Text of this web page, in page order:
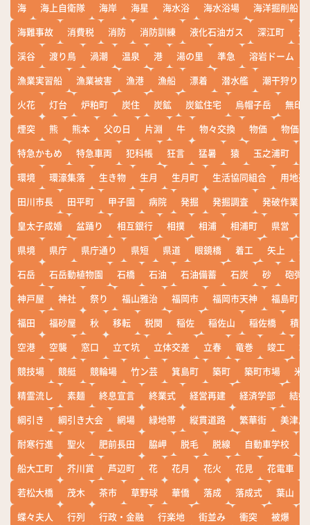
海
海上自衛隊 海岸 海星 海水浴 海水浴場
海洋掘削船
海難事故
消費税 消防 消防訓練 液化石油ガス 深江町
淵
渓谷
渡り鳥 渦潮 温泉 港 湯の里 準急 溶岩ドーム
漁業実習船
漁業被害 漁港 漁船 漂着 潜水艦
潮干狩り
火花
灯台 炉粕町 炭住 炭鉱 炭鉱住宅 烏帽子岳
無印
煙突
熊 熊本 父の日 片淵 牛 物々交換 物価
物価高
特急かもめ
特急車両 犯科帳 狂言 猛暑 猿 玉之浦町
環境
環濠集落 生き物 生月 生月町 生活協同組合
用地売
田川市長
田平町 甲子園 病院 発掘 発掘調査
発破作業
皇太子成婚
盆踊り 相互銀行 相撲 相浦 相浦町 県営
県境
県庁 県庁通り 県短 県道 眼鏡橋 着工 矢上
石岳
石岳動植物園 石橋 石油 石油備蓄 石炭 砂
砲弾
神戸屋
神社 祭り 福山雅治 福岡市 福岡市天神
福島町
福田
福砂屋 秋 移転 税関 稲佐 稲佐山 稲佐橋
積雪
空港
空襲 窓口 立て坑 立体交差 立春 竜巻 竣工
競技場
競艇 競輪場 竹ン芸 箕島町 築町 築町市場
米
精霊流し
素麺 終息宣言 終業式 経営再建 経済学部
結婚
綱引き
綱引き大会 網場 緑地帯 縦貫道路 繁華街
美津島
耐寒行進
聖火 肥前長田 脇岬 脱毛 脱線 自動車学校
船大工町
芥川賞 芦辺町 花 花月 花火 花見 花電車
若松大橋
茂木 茶市 草野球 華僑 落成 落成式 葉山
蝶々夫人
行列 行政・金融 行楽地 街並み 衝突 被爆